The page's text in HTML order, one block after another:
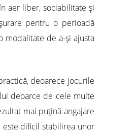
aer liber, sociabilitate şi
pentru o perioadă
modalitate de a-şi ajusta
deoarece jocurile
deoarce de cele multe
mai puţină angajare
dificil stabilirea unor